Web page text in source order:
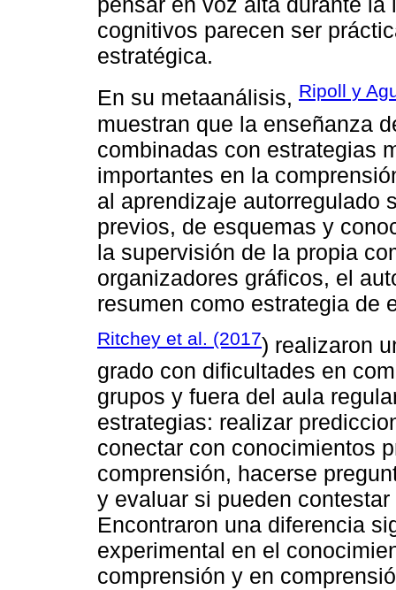
cognitivos parecen ser
estratégica.
En su metaanálisis, Ripoll y
muestran que la enseñanza
combinadas con estrategias
importantes en la
al aprendizaje autorregulado
previos, de esquemas y
la supervisión de la propia
organizadores gráficos, el
resumen como estrategia de
Ritchey et al. (2017) realizaron
grado con dificultades en
grupos y fuera del aula
estrategias: realizar
conectar con conocimientos
comprensión, hacerse
y evaluar si pueden
Encontraron una diferencia
experimental en el
comprensión y en